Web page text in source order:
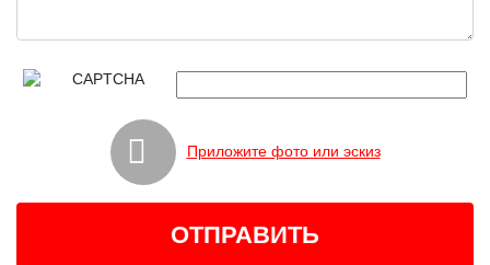
Приложите фото или эскиз